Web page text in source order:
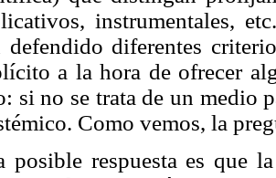
instrumentales,
defendido diferentes
a la hora de ofrecer
si no se trata de un medio
Como vemos, la
posible respuesta es que